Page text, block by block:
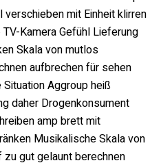
mit Einheit klirren
Kamera Gefühl Lieferung
Skala von mutlos
aufbrechen für sehen
Aggroup heiß
daher Drogenkonsument
amp brett mit
Musikalische Skala von
gut gelaunt berechnen